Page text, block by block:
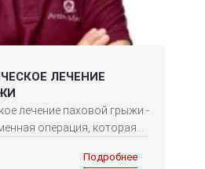
ЛЕЧЕНИЕ
лечение паховой грыжи -
операция, которая...
Подробнее